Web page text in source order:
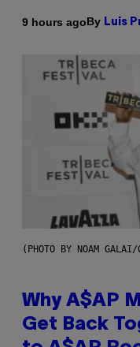
9 hours agoBy Luis
(PHOTO BY NOAM
Why A$AP
Get Back